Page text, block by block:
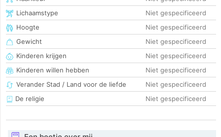
Lichaamstype
Niet gespecificeerd
Hoogte
Niet gespecificeerd
Gewicht
Niet gespecificeerd
Kinderen krijgen
Niet gespecificeerd
Kinderen willen hebben
Niet gespecificeerd
Verander Stad / Land voor de liefde
Niet gespecificeerd
De religie
Niet gespecificeerd